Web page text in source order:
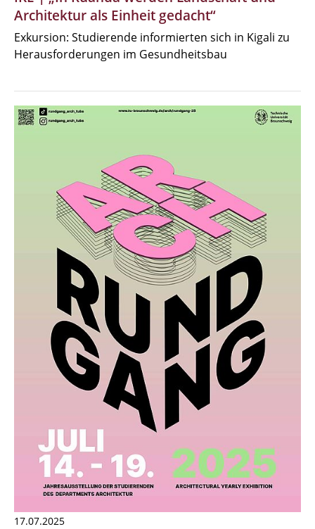
Architektur als Einheit gedacht“
Exkursion: Studierende informierten sich in Kigali zu
Herausforderungen im Gesundheitsbau
17.07.2025